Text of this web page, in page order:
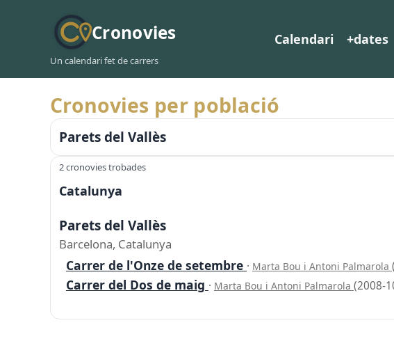
Cronovies
Un calendari fet de carrers
Calendari +dates
Cronovies per població
Parets del Vallès
2 cronovies trobades
Catalunya
Parets del Vallès
Barcelona, Catalunya
Carrer de l'Onze de setembre · Marta Bou i Antoni Palmarola
Carrer del Dos de maig · Marta Bou i Antoni Palmarola (2008-